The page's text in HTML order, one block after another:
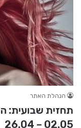
הנהלת האתר
תחזית שבועית:
02.05 – 26.04